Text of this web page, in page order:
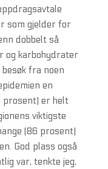
som gjelder for
dobbelt så
og karbohydrater
fra noen
en
prosent) er helt
viktigste
(86 prosent)
God plass også
var, tenkte jeg,